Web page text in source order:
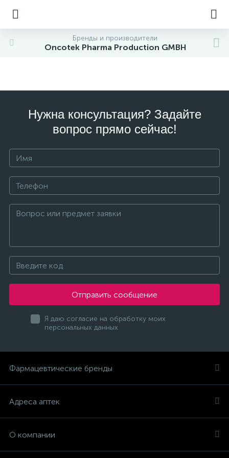
Бренды и производители
Oncotek Pharma Production GMBH
Нужна консультация? Задайте
вопрос прямо сейчас!
Отправить сообщение
Я даю согласие на обработку моих
персональных данных
Фармацевтические бренды
Адреса аптек
О компании